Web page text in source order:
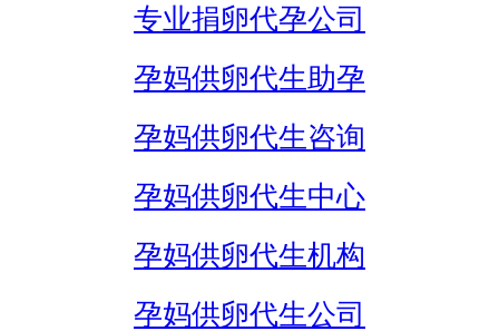
专业捐卵代孕公司
孕妈供卵代生助孕
孕妈供卵代生咨询
孕妈供卵代生中心
孕妈供卵代生机构
孕妈供卵代生公司